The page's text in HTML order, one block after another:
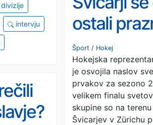
intervju
ostali
prekletstvo'
Šport / Hokej
Hokejska
je osvojila naslov
prvakov za sezono
velikem finalu
skupine so na
Švicarjev v Zürichu